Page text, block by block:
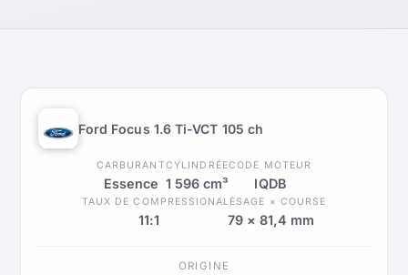
Ford Focus 1.6 Ti-VCT 105 ch
CARBURANT
Essence
CYLINDRÉE
1 596 cm³
CODE MOTEUR
IQDB
TAUX DE COMPRESSION
11:1
ALÉSAGE × COURSE
79 × 81,4 mm
ORIGINE